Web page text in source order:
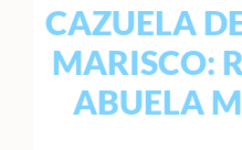
CAZUELA
MARISCO:
ABUELA